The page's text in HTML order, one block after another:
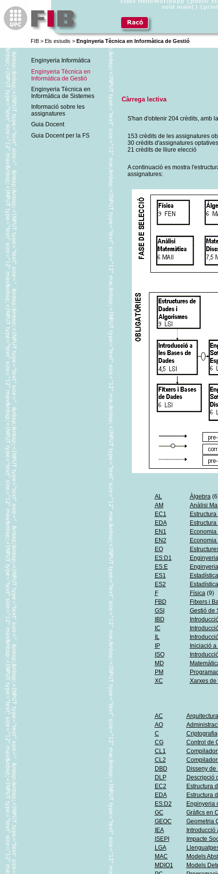
FIB > Els estudis > Enginyeria Tècnica en Informàtica de Gestió
Enginyeria Informàtica
Enginyeria Tècnica en
Informàtica de Gestió
Enginyeria Tècnica en
Informàtica de Sistemes
Informació sobre les
assignatures
Guia Docent
Guia Docent per la FS
Càrrega lectiva
S'han d'obtenir 204 crèdits, amb
153 crèdits de les assignatures
30 crèdits d'assignatures optatives
21 crèdits de lliure elecció
A continuació es mostra
assignatures:
AL Àlgebra
AM
Anàlisi
EC1
EDA
EN1
Economia
EN2
Economia
EO
ES:D1
ES:E
ES1
ES2
F
Física(9)
FBD
Fitxers i
GSI
Gestió de
IBD
IC
IL
IP
Iniciació
ISO
MD
PM
XC
Xarxes
AC
AO
C
Criptografia
CG
Control de
CL1
CL2
DBD
Disseny de
DLP
Descripció
EC2
Estructura
EDA
Estructura
ES:D2
Enginyeria
GC
Gràfics en
GEOC
Geometria
IEA
Introducció
ISEPI
Impacte
LGA
MAC
Models
MDIO1
Models